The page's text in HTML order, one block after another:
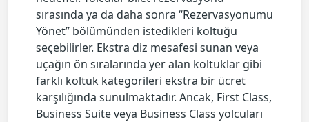
sırasında ya da daha sonra “Rezervasyonumu
Yönet” bölümünden istedikleri koltuğu
seçebilirler. Ekstra diz mesafesi sunan veya
uçağın ön sıralarında yer alan koltuklar gibi
farklı koltuk kategorileri ekstra bir ücret
karşılığında sunulmaktadır. Ancak, First Class,
Business Suite veya Business Class yolcuları